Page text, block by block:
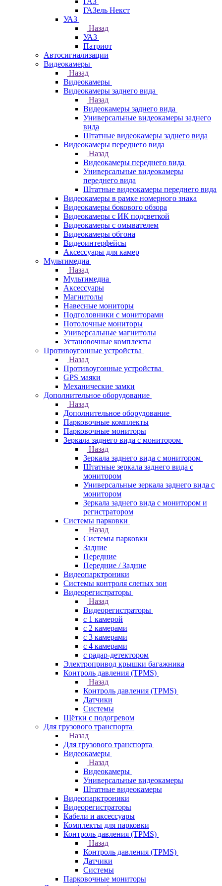
ГАЗель Некст
УАЗ
Назад
УАЗ
Патриот
Автосигнализации
Видеокамеры
Назад
Видеокамеры
Видеокамеры заднего вида
Назад
Видеокамеры заднего вида
Универсальные видеокамеры заднего
вида
Штатные видеокамеры заднего вида
Видеокамеры переднего вида
Назад
Видеокамеры переднего вида
Универсальные видеокамеры
переднего вида
Штатные видеокамеры переднего вида
Видеокамеры в рамке номерного знака
Видеокамеры бокового обзора
Видеокамеры с ИК подсветкой
Видеокамеры с омывателем
Видеокамеры обгона
Видеоинтерфейсы
Аксессуары для камер
Мультимедиа
Назад
Мультимедиа
Аксессуары
Магнитолы
Навесные мониторы
Подголовники с мониторами
Потолочные мониторы
Универсальные магнитолы
Установочные комплекты
Противоугонные устройства
Назад
Противоугонные устройства
GPS маяки
Механические замки
Дополнительное оборудование
Назад
Дополнительное оборудование
Парковочные комплекты
Парковочные мониторы
Зеркала заднего вида с монитором
Назад
Зеркала заднего вида с монитором
Штатные зеркала заднего вида с
монитором
Универсальные зеркала заднего вида с
монитором
Зеркала заднего вида с монитором и
регистратором
Системы парковки
Назад
Системы парковки
Задние
Передние
Передние / Задние
Видеопарктроники
Системы контроля слепых зон
Видеорегистраторы
Назад
Видеорегистраторы
с 1 камерой
с 2 камерами
с 3 камерами
с 4 камерами
с радар-детектором
Электропривод крышки багажника
Контроль давления (TPMS)
Назад
Контроль давления (TPMS)
Датчики
Системы
Щётки с подогревом
Для грузового транспорта
Назад
Для грузового транспорта
Видеокамеры
Назад
Видеокамеры
Универсальные видеокамеры
Штатные видеокамеры
Видеопарктроники
Видеорегистраторы
Кабели и аксессуары
Комплекты для парковки
Контроль давления (TPMS)
Назад
Контроль давления (TPMS)
Датчики
Системы
Парковочные мониторы